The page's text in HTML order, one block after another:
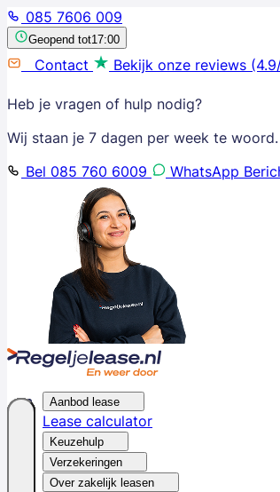
085 7606 009
Geopend tot17:00
Contact Bekijk onze reviews
Heb je vragen of hulp nodig?
Wij staan je 7 dagen per week te
Bel 085 760 6009
WhatsApp
Aanbod lease
Lease calculator
Keuzehulp
Verzekeringen
Over zakelijk leasen